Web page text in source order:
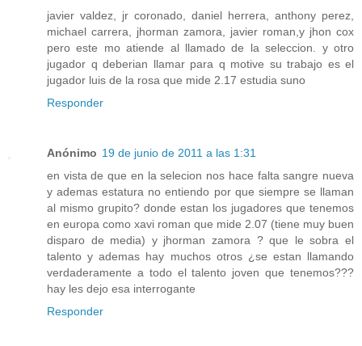
javier valdez, jr coronado, daniel herrera, anthony perez,
michael carrera, jhorman zamora, javier roman,y jhon cox
pero este mo atiende al llamado de la seleccion. y otro
jugador q deberian llamar para q motive su trabajo es el
jugador luis de la rosa que mide 2.17 estudia suno
Responder
Anónimo 19 de junio de 2011 a las 1:31
en vista de que en la selecion nos hace falta sangre nueva
y ademas estatura no entiendo por que siempre se llaman
al mismo grupito? donde estan los jugadores que tenemos
en europa como xavi roman que mide 2.07 (tiene muy buen
disparo de media) y jhorman zamora ? que le sobra el
talento y ademas hay muchos otros ¿se estan llamando
verdaderamente a todo el talento joven que tenemos???
hay les dejo esa interrogante
Responder